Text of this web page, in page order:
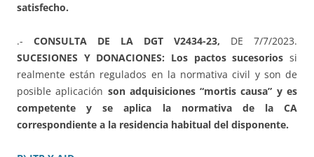
satisfecho.
.- CONSULTA DE LA DGT V2434-23, DE 7/7/2023.
SUCESIONES Y DONACIONES: Los pactos sucesorios si
realmente están regulados en la normativa civil y son de
posible aplicación son adquisiciones “mortis causa” y es
competente y se aplica la normativa de la CA
correspondiente a la residencia habitual del disponente.